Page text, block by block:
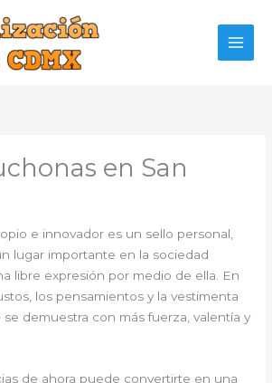
en San
e innovador es un sello personal,
lugar importante en la sociedad
libre expresión por medio de ella. En
los pensamientos y la vestimenta
demuestra con más fuerza, valentía y
de ahora puede convertirte en una